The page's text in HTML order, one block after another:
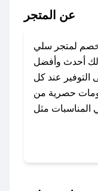
عن المتجر
لمتجر سلي
لك أحدث وأفضل
التوفير عند كل
حصرية من
المناسبات مثل
البيضاء (شهر
التأسيس، أو
خاصة أخرى.